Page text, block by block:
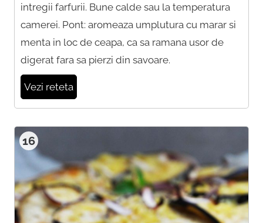
intregii farfurii. Bune calde sau la temperatura
camerei. Pont: aromeaza umplutura cu marar si
menta in loc de ceapa, ca sa ramana usor de
digerat fara sa pierzi din savoare.
Vezi reteta
16